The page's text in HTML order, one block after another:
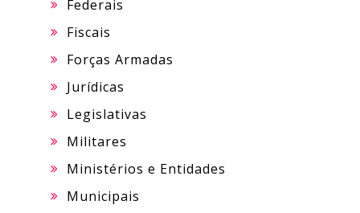
Federais
Fiscais
Forças Armadas
Jurídicas
Legislativas
Militares
Ministérios e Entidades
Municipais